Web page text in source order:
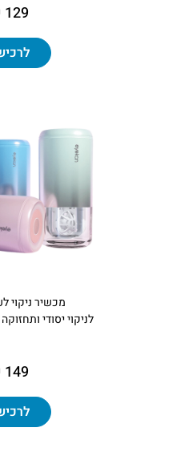
129 ₪
מכשיר ניקוי
לניקוי יסודי
149 ₪